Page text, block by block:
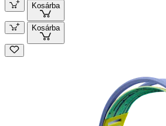
Kosárba
Kosárba